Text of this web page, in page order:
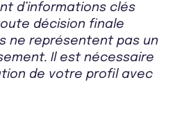
d’informations clés
décision finale
ne représentent pas un
Il est nécessaire
de votre profil avec